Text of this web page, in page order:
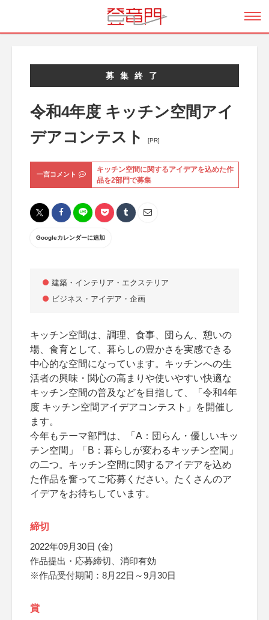
募集終了
令和4年度 キッチン空間アイ
デアコンテスト
[PR]
一言コメント
キッチン空間に関するアイデアを込めた作
品を2部門で募集
Googleカレンダーに追加
建築・インテリア・エクステリア
ビジネス・アイデア・企画
キッチン空間は、調理、食事、団らん、憩いの
場、食育として、暮らしの豊かさを実感できる
中心的な空間になっています。キッチンへの生
活者の興味・関心の高まりや使いやすい快適な
キッチン空間の普及などを目指して、「令和4年
度 キッチン空間アイデアコンテスト」を開催し
ます。
今年もテーマ部門は、「A：団らん・優しいキッ
チン空間」「B：暮らしが変わるキッチン空間」
の二つ。キッチン空間に関するアイデアを込め
た作品を奮ってご応募ください。たくさんのア
イデアをお待ちしています。
締切
2022年09月30日 (金)
作品提出・応募締切、消印有効
※作品受付期間：8月22日～9月30日
賞